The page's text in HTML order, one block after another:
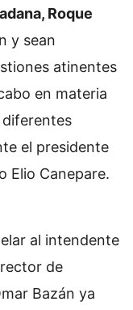
Roque
y sean
atinentes
en materia
diferentes
el presidente
Elio Canepare.
al intendente
de
Bazán ya